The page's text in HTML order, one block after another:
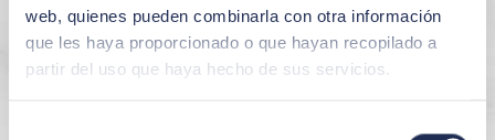
web, quienes pueden combinarla con otra información
que les haya proporcionado o que hayan recopilado a
partir del uso que haya hecho de sus servicios.